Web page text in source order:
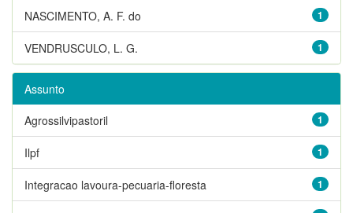
1
NASCIMENTO, A. F. do
1
VENDRUSCULO, L. G.
Assunto
1
Agrossilvipastoril
1
Ilpf
1
Integracao lavoura-pecuaria-floresta